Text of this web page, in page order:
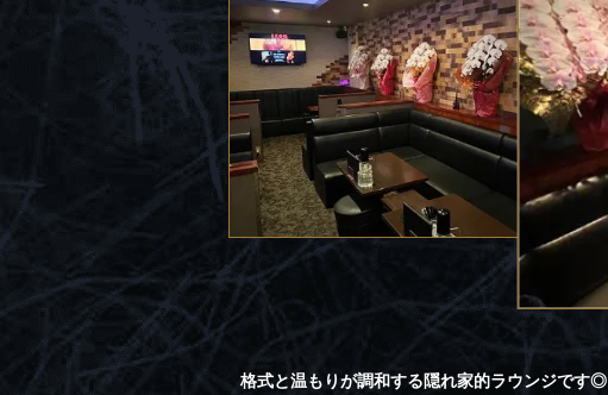
格式と温もりが調和する隠れ家的ラウンジです◎